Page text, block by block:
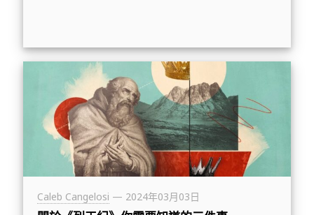
Caleb Cangelosi — 2024年03月03日